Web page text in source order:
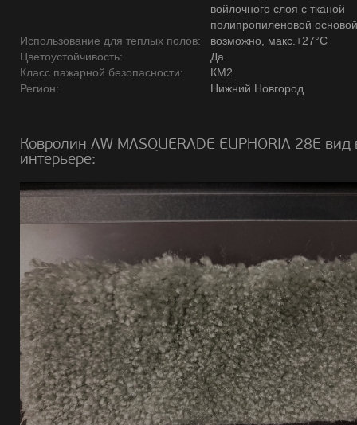
войлочного слоя с тканой
полипропиленовой
Использование для теплых полов:
возможно, макс.+27°С
Цветоустойчивость:
Да
Класс пажарной безопасности:
КМ2
Регион:
Нижний Новгород
Ковролин AW MASQUERADE EUPHORIA 28E вид
интерьере: